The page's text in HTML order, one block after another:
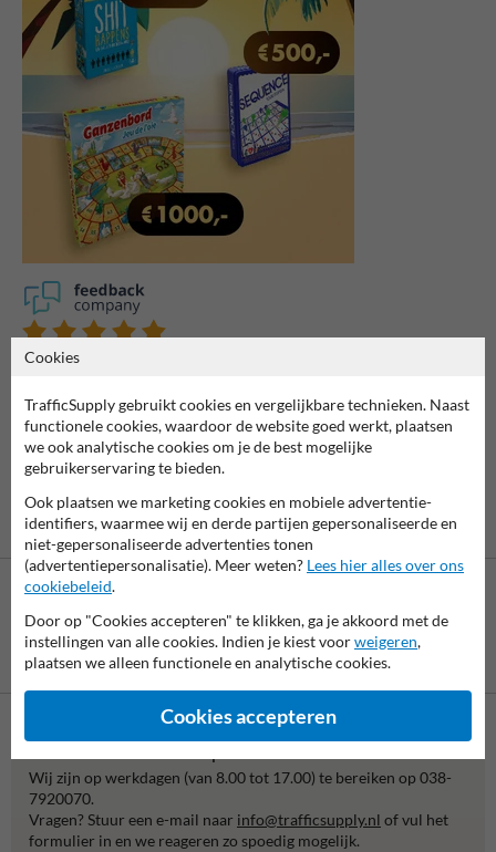
7061reviews
Betaling achteraf
is mogelijk
Wij zijn op werkdagen (van 8.00 tot 17.00) te bereiken op 038-
7920070.
Vragen? Stuur een e-mail naar info@trafficsupply.nl of vul het
formulier in en we reageren zo spoedig mogelijk.
Cookies
TrafficSupply gebruikt cookies en vergelijkbare technieken. Naast
functionele cookies, waardoor de website goed werkt, plaatsen
we ook analytische cookies om je de best mogelijke
gebruikerservaring te bieden.
Ook plaatsen we marketing cookies en mobiele advertentie-
identifiers, waarmee wij en derde partijen gepersonaliseerde en
niet-gepersonaliseerde advertenties tonen
(advertentiepersonalisatie). Meer weten? Lees hier alles over ons
cookiebeleid.
Door op "Cookies accepteren" te klikken, ga je akkoord met de
instellingen van alle cookies. Indien je kiest voorweigeren,
plaatsen we alleen functionele en analytische cookies.
Cookies accepteren